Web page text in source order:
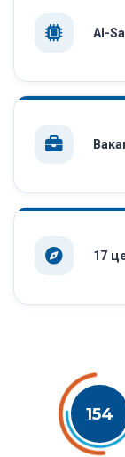
AI-
17
154